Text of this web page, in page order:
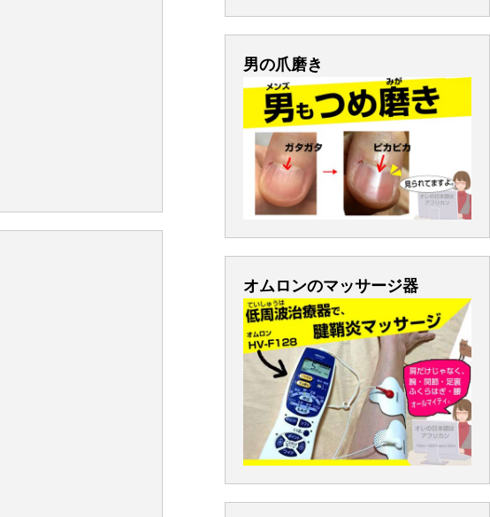
男の爪磨き
オムロンのマッサージ器